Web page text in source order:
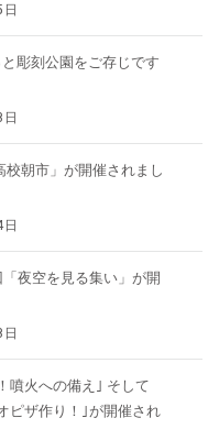
彫刻公園をご存じです
校朝市」が開催されまし
夜空を見る集い」が開
噴火への備え｣ そして
ピザ作り！｣が開催され